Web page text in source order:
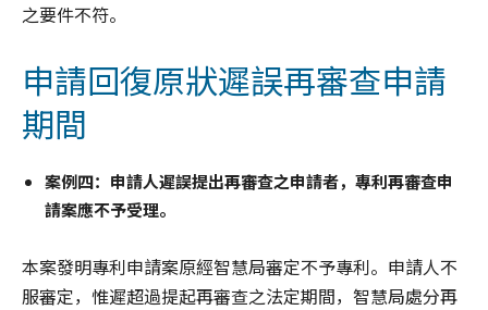
之要件不符。
申請回復原狀遲誤再審查申請
期間
案例四：申請人遲誤提出再審查之申請者，專利再審查申
請案應不予受理。
本案發明專利申請案原經智慧局審定不予專利。申請人不
服審定，惟遲超過提起再審查之法定期間，智慧局處分再